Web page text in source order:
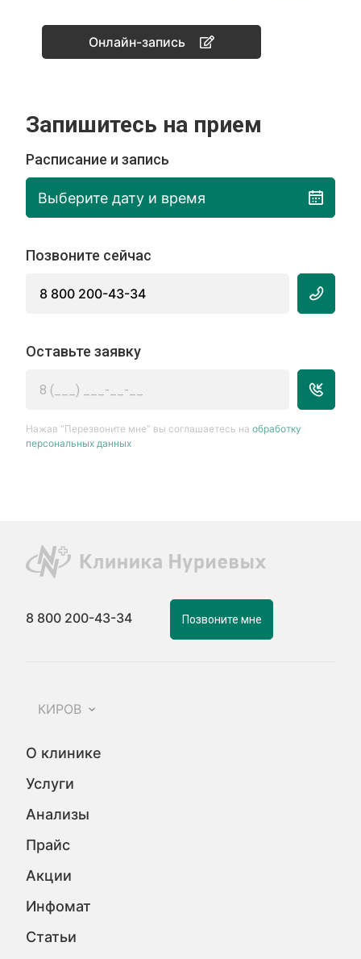
Онлайн-запись
Запишитесь на прием
Расписание и запись
Выберите дату и время
Позвоните сейчас
8 800 200-43-34
Оставьте заявку
Нажав “Перезвоните мне” вы соглашаетесь наобработку
персональных данных
8 800 200-43-34 Позвоните мне
КИРОВ
О клинике
Услуги
Анализы
Прайс
Акции
Инфомат
Статьи